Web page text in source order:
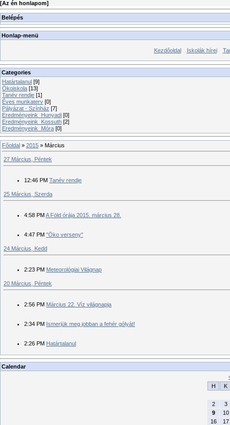
[Az én honlapom]
Belépés
Honlap-menü
Kezdőoldal Iskolák hírei
Categories
Határtalanul [9]
Ökoiskola [13]
Tanév rendje [1]
Éves munkaterv [0]
Pályázat - Színház [7]
Eredményeink_Hunyadi [0]
Eredményeink_Kossuth [2]
Eredményeink_Móra [0]
Főoldal » 2015 » Március
27 Március, Péntek
12:46 PM Tanév rendje
25 Március, Szerda
4:58 PMA Föld órája 2015. március 28.
4:47 PM "Öko verseny"
24 Március, Kedd
2:23 PM Meteorológiai Világnap
20 Március, Péntek
2:56 PM Március 22. Víz világnapja
2:34 PM Ismerjük meg jobban a fehér gólyát!
2:26 PM Határtalanul
Calendar
H
K
2
3
9
10
16
17